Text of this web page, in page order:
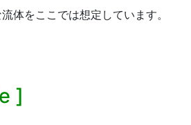
体をここでは想定しています。
]